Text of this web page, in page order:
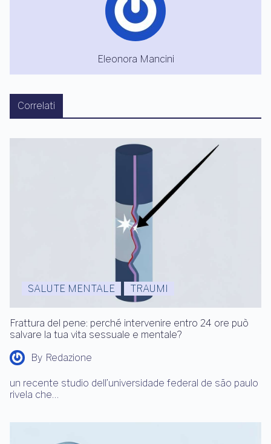
Eleonora Mancini
Correlati
SALUTE MENTALE TRAUMI
Frattura del pene: perché intervenire entro 24 ore può
salvare la tua vita sessuale e mentale?
By Redazione
un recente studio dell’universidade federal de são paulo
rivela che…